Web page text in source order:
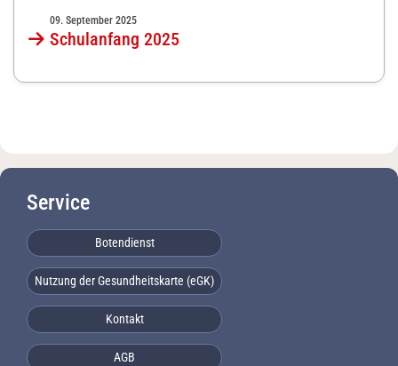
09. September 2025
Schulanfang 2025
Service
Botendienst
Nutzung der Gesundheitskarte (eGK)
Kontakt
AGB